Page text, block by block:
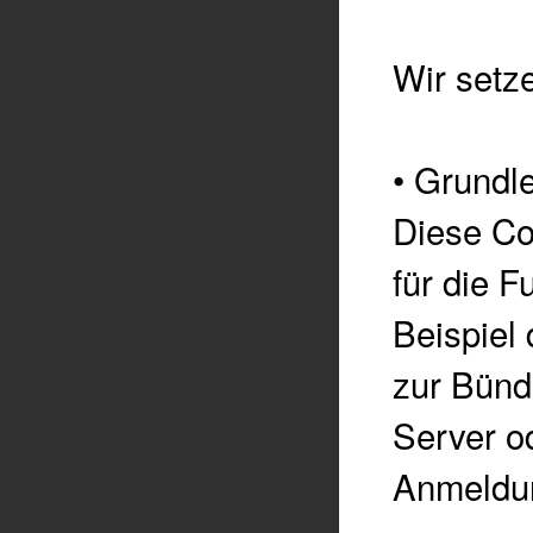
Wir
•
Diese
für die
Beispiel
zur
Server